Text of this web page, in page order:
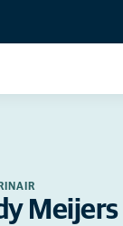
Meijers